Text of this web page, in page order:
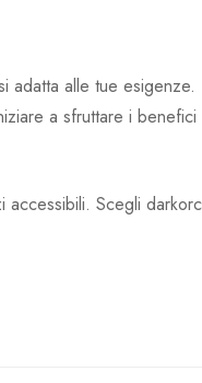
adatta alle tue esigenze.
a sfruttare i benefici
Scegli